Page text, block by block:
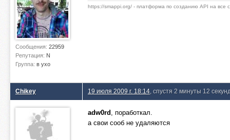
Сообщения: 22959
Репутация: N
Группа: в ухо
https://smappi.org/ - платформа по созданию API на все
Chikey 19 июля 2009 г. 18:14 , спустя 2 минуты 12
adw0rd , поработкал.
а свои сооб не удаляются